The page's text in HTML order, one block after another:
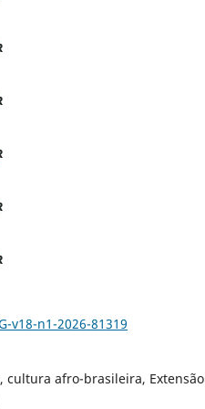
v18-n1-2026-81319
cultura afro-brasileira, Extensão